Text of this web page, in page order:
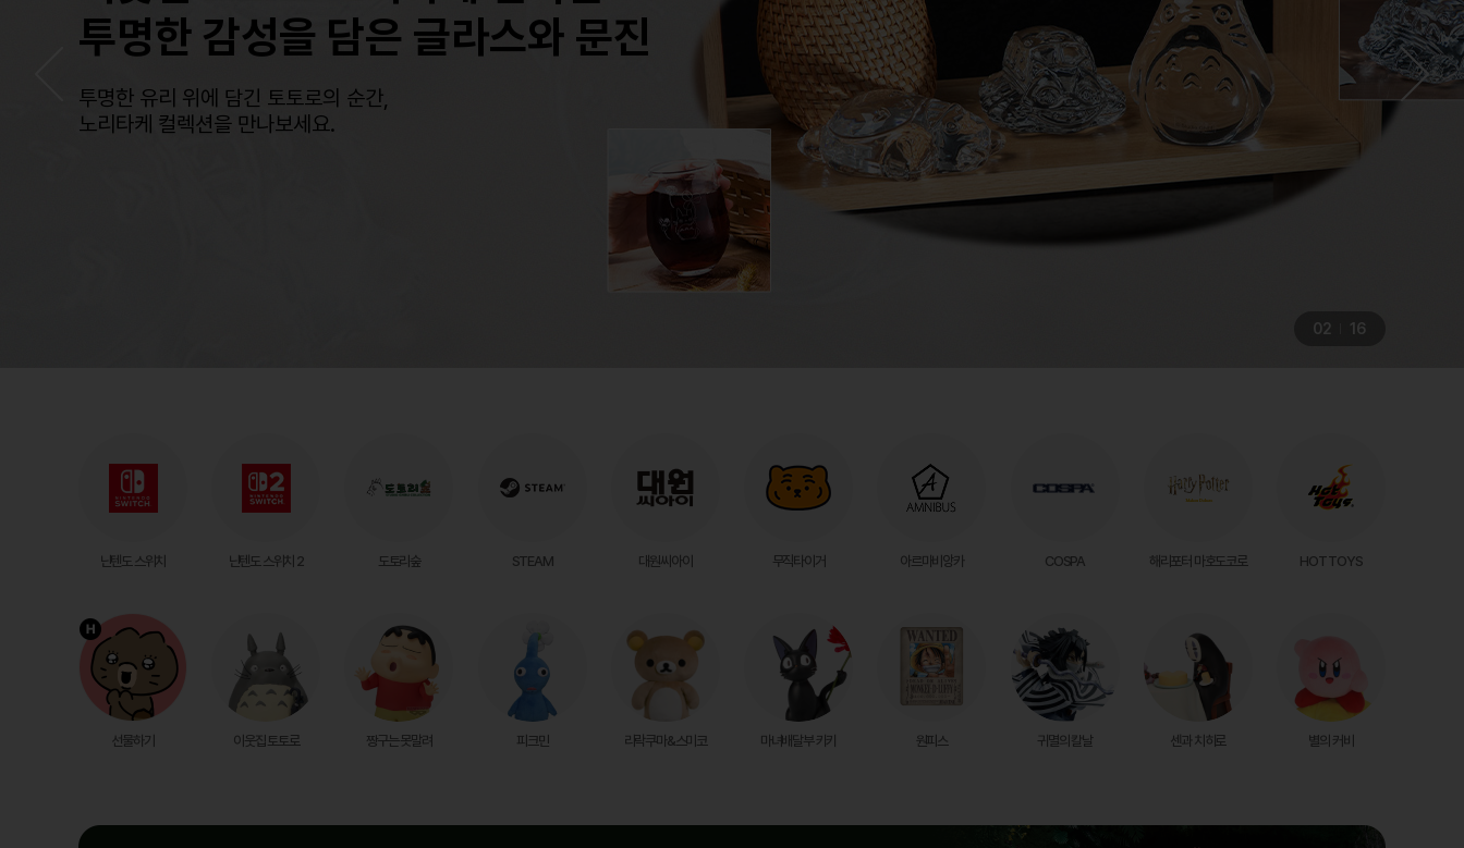
03 16
닌텐도 스위치 닌텐도 스위치 2 도토리숲 STEAM 대원씨아이 무직타이거 아르마비앙카 COSPA 해리포터 마호도코로 HOT TOYS
선물하기 이웃집 토토로 짱구는 못말려 피크민 리락쿠마&스미코 마녀배달부 키키 원피스 귀멸의 칼날 센과 치히로 별의 커비